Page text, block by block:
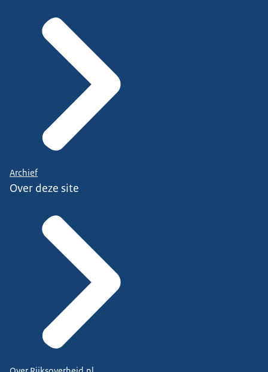
Archief
Over deze site